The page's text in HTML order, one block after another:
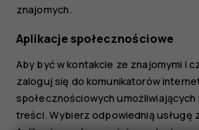
znajomych.
Aplikacje społecznościowe
Aby być w kontakcie ze znajomymi i
zaloguj się do komunikatorów
społecznościowych
treści. Wybierz odpowiednią usługę